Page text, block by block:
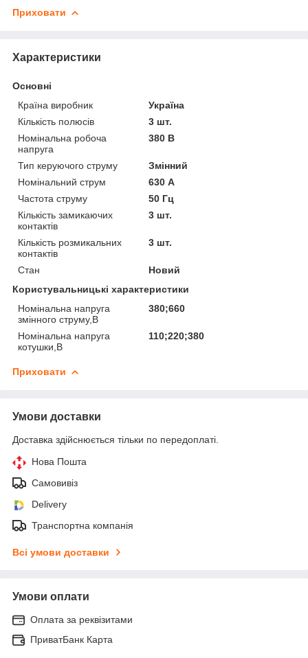
Приховати
Характеристики
Основні
Країна виробник
Україна
Кількість полюсів
3 шт.
Номінальна робоча
напруга
380 В
Тип керуючого струму
Змінний
Номінальний струм
630 А
Частота струму
50 Гц
Кількість замикаючих
контактів
3 шт.
Кількість розмикальних
контактів
3 шт.
Стан
Новий
Користувальницькі характеристики
Номінальна напруга
змінного струму,В
380;660
Номінальна напруга
котушки,В
110;220;380
Приховати
Умови доставки
Доставка здійснюється тільки по передоплаті.
Нова Пошта
Самовивіз
Delivery
Транспортна компанія
Всі умови доставки
Умови оплати
Оплата за реквізитами
ПриватБанк Карта